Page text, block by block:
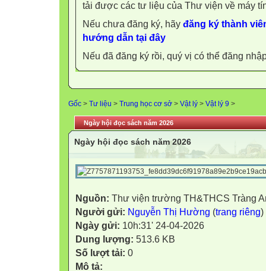
tải được các tư liệu của Thư viện về máy
Nếu chưa đăng ký, hãy đăng ký thành
hướng dẫn tại đây
Nếu đã đăng ký rồi, quý vị có thể đăng
Gốc > Tư liệu > Trung học cơ sở > Vật lý > Vật lý 9 >
Ngày hội đọc sách năm 2026
Ngày hội đọc sách năm 2026
Nguồn: Thư viện trường TH&THCS Tràng
Người gửi: Nguyễn Thị Hường (trang riêng)
Ngày gửi: 10h:31' 24-04-2026
Dung lượng: 513.6 KB
Số lượt tải: 0
Mô tả: